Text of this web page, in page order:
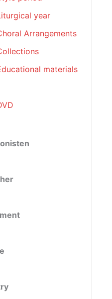
year
Arrangements
materials